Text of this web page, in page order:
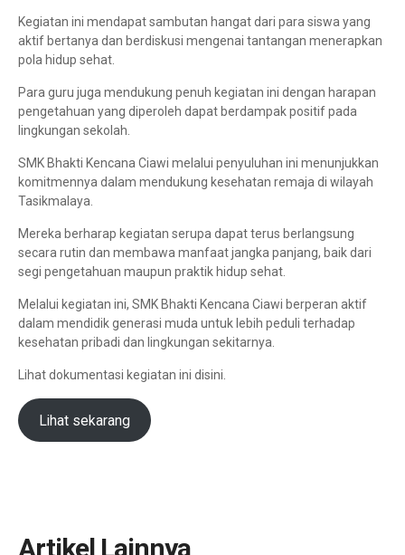
Kegiatan ini mendapat sambutan hangat dari para siswa yang
aktif bertanya dan berdiskusi mengenai tantangan menerapkan
pola hidup sehat.
Para guru juga mendukung penuh kegiatan ini dengan harapan
pengetahuan yang diperoleh dapat berdampak positif pada
lingkungan sekolah.
SMK Bhakti Kencana Ciawi melalui penyuluhan ini menunjukkan
komitmennya dalam mendukung kesehatan remaja di wilayah
Tasikmalaya.
Mereka berharap kegiatan serupa dapat terus berlangsung
secara rutin dan membawa manfaat jangka panjang, baik dari
segi pengetahuan maupun praktik hidup sehat.
Melalui kegiatan ini, SMK Bhakti Kencana Ciawi berperan aktif
dalam mendidik generasi muda untuk lebih peduli terhadap
kesehatan pribadi dan lingkungan sekitarnya.
Lihat dokumentasi kegiatan ini disini.
Lihat sekarang
Artikel Lainnya